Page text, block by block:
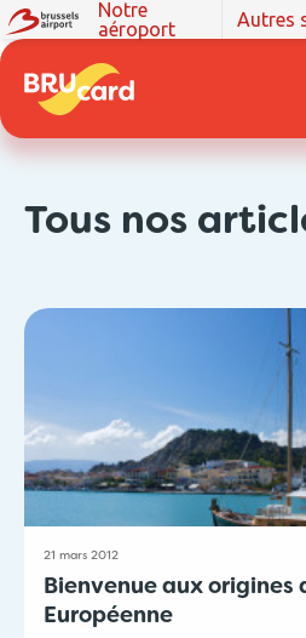
Notre
aéroport
Autres
Tous nos
21 mars 2012
Bienvenue aux origines
Européenne